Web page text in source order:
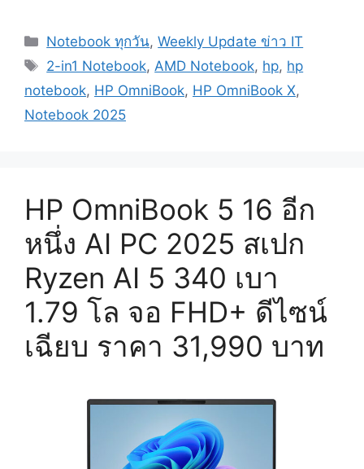
Categories
Notebook ทุกวัน,Weekly Update ข่าว IT
Tags
2-in1 Notebook, AMD Notebook, hp, hp
notebook, HP OmniBook, HP OmniBook X,
Notebook 2025
HP OmniBook 5 16 อีก
หนึ่ง AI PC 2025 สเปก
Ryzen AI 5 340 เบา
1.79 โล จอ FHD+ ดีไซน์
เฉียบ ราคา 31,990 บาท